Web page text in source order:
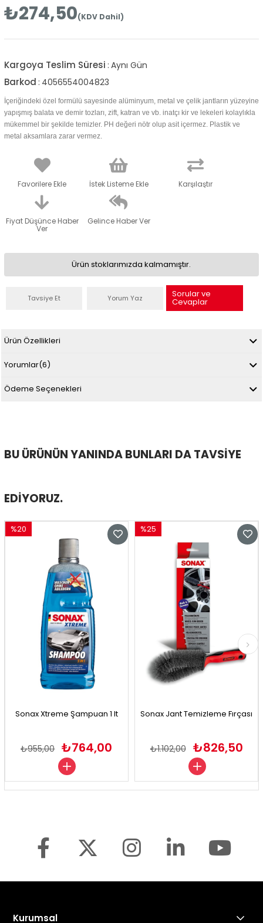
₺274,50(KDV Dahil)
Kargoya Teslim Süresi : Aynı Gün
Barkod : 4056554004823
İçeriğindeki özel formülü sayesinde alüminyum, metal ve çelik jantların yüzeyine
yapışmış balata ve demir tozları, zift, katran ve vb. inatçı kir ve lekeleri kolaylıkla
mükemmel bir şekilde temizler. PH değeri nötr olup asit içermez. Plastik ve
metal aksamlara zarar vermez.
Favorilere Ekle İstek Listeme Ekle Karşılaştır
Fiyat Düşünce Haber
Ver
Gelince Haber Ver
Ürün stoklarımızda kalmamıştır.
Tavsiye Et Yorum Yaz Sorular ve
Cevaplar
Ürün Özellikleri
Yorumlar(6)
Ödeme Seçenekleri
BU ÜRÜNÜN YANINDA BUNLARI DA TAVSIYE
EDIYORUZ.
Sonax Xtreme Şampuan 1 lt
₺764,00
₺955,00
%20
Sonax Jant Temizleme Fırçası
₺826,50
₺1.102,00
%25
%25İndirim
Kurumsal